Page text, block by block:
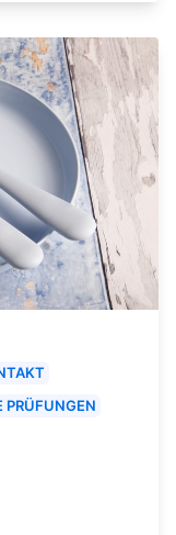
PRÜFUNGEN